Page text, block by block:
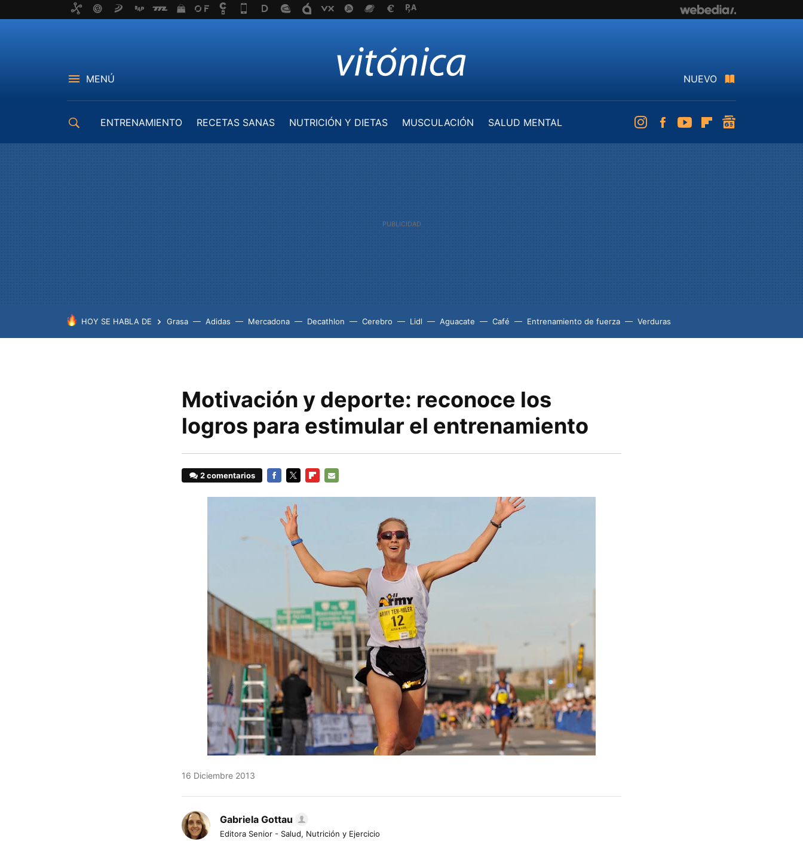
MENÚ NUEVO
ENTRENAMIENTO RECETAS SANAS NUTRICIÓN Y DIETAS MUSCULACIÓN
SALUD MENTAL
InstagramFacebookYoutubeFlipboard
HOY SE HABLA DE Grasa Adidas Mercadona Decathlon Cerebro Lidl Aguacate Café Entrenamiento de fuerza Verduras
Motivación y deporte: reconoce los
logros para estimular el entrenamiento
2 comentarios
16 Diciembre 2013
Gabriela Gottau
Editora Senior - Salud, Nutrición y Ejercicio